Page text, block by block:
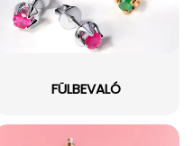
FÜLBEVALÓ